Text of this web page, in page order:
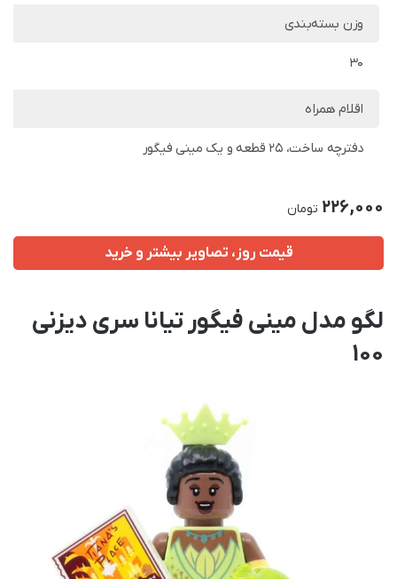
وزن بسته‌بندی
30
اقلام همراه
دفترچه ساخت، 25 قطعه و یک مینی فیگور
226,000 تومان
قیمت روز، تصاویر بیشتر و خرید
لگو مدل مینی فیگور تیانا سری دیزنی
100